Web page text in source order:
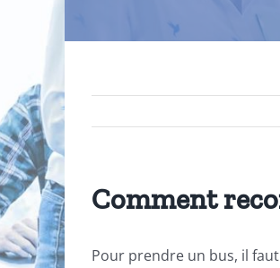
Comment
Pour prendre un bus, il